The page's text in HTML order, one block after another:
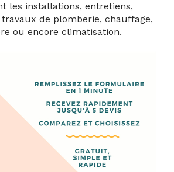
les installations, entretiens,
de plomberie, chauffage,
ou encore climatisation.